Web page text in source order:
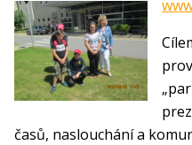
časů, naslouchání a